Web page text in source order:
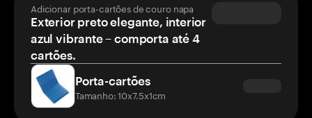
Adicionar porta-cartões de couro napa
Exterior preto elegante, interior
azul vibrante – comporta até 4
cartões.
Porta-cartões
Tamanho: 10x7.5x1cm